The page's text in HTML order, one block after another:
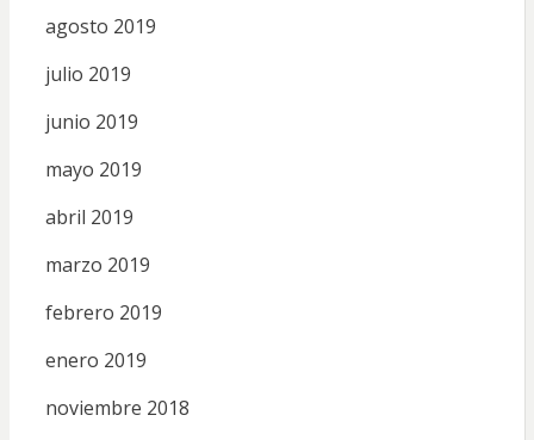
agosto 2019
julio 2019
junio 2019
mayo 2019
abril 2019
marzo 2019
febrero 2019
enero 2019
noviembre 2018